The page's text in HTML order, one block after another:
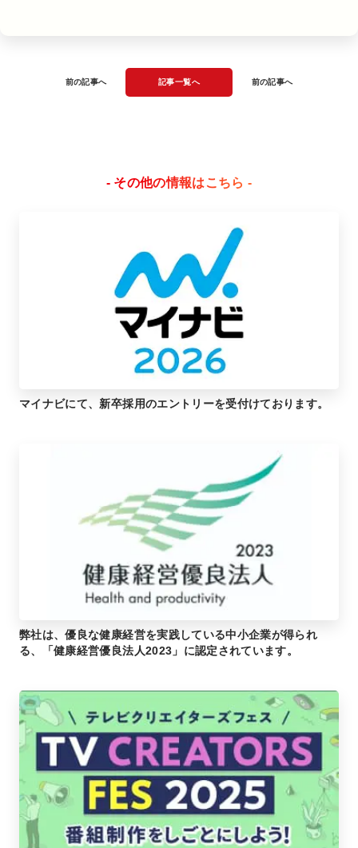
前の記事へ 記事一覧へ 前の記事へ
- その他の情報はこちら -
マイナビにて、新卒採用のエントリーを受付けております。
弊社は、優良な健康経営を実践している中小企業が得られ
る、「健康経営優良法人2023」に認定されています。